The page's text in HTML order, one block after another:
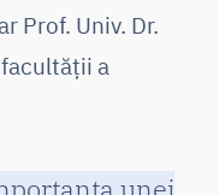
Prof. Univ. Dr.
a
unei